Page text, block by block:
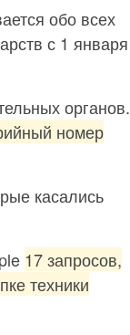
обо всех
с 1 января
органов.
номер
касались
17 запросов,
техники